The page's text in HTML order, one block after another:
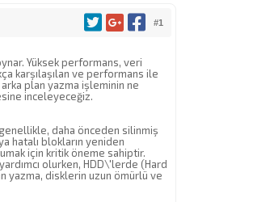
#1
Yüksek performans, veri
karşılaşılan ve performans ile
plan yazma işleminin ne
inceleyeceğiz.
daha önceden silinmiş
hatalı blokların yeniden
için kritik öneme sahiptir.
olurken, HDD\'lerde (Hard
yazma, disklerin uzun ömürlü ve